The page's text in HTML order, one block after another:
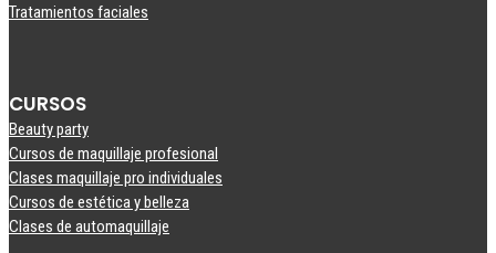
Tratamientos faciales
CURSOS
Beauty party
Cursos de maquillaje profesional
Clases maquillaje pro individuales
Cursos de estética y belleza
Clases de automaquillaje